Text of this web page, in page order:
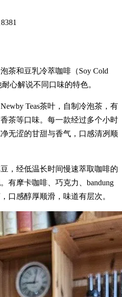
茶和豆乳冷萃咖啡（Soy Cold
心解说不同口味的特色。
Teas茶叶，自制冷泡茶，有
茶等口味。每一款经过多个小时
无涩的甘甜与香气，口感清冽顺
，经低温长时间慢速萃取咖啡的
有摩卡咖啡、巧克力、bandung
口感醇厚顺滑，味道有层次。